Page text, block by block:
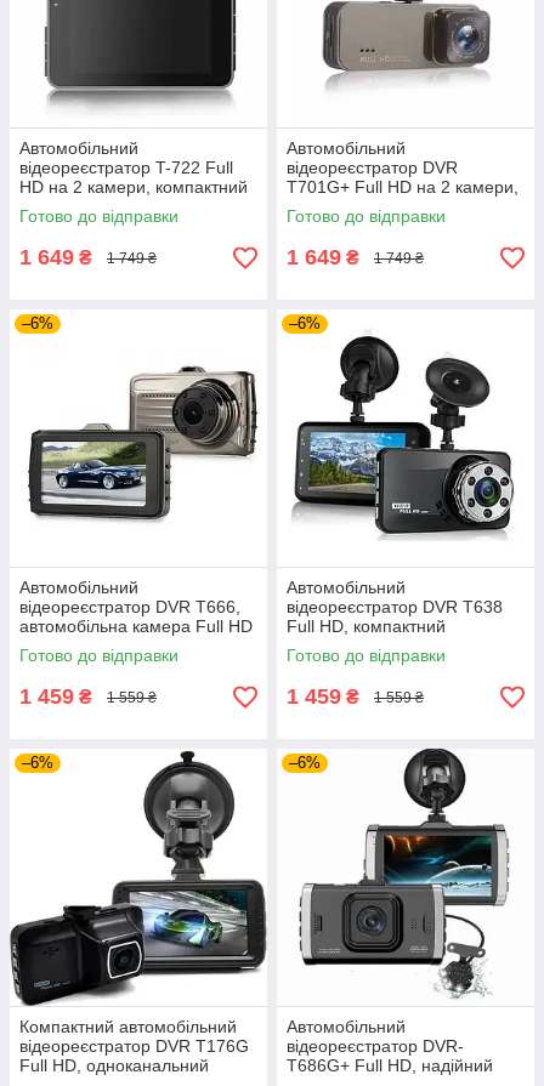
Автомобільний
відеореєстратор T-722 Full
HD на 2 камери, компактний
двоканальний автомобільний
реєстратор з Wi-Fi модулем
Готово до відправки
1 649 ₴ 1 749 ₴
Автомобільний
відеореєстратор DVR
T701G+ Full HD на 2 камери,
двоканальний автомобільний
реєстратор із виносною
Готово до відправки
1 649 ₴ 1 749 ₴
–6%
Автомобільний
відеореєстратор DVR T666,
автомобільна камера Full HD
Готово до відправки
1 459 ₴ 1 559 ₴
–6%
Автомобільний
відеореєстратор DVR T638
Full HD, компактний
автореєстратор з дисплеєм
та датчиком удару
Готово до відправки
1 459 ₴ 1 559 ₴
–6%
Компактний автомобільний
відеореєстратор DVR T176G
Full HD, одноканальний
–6%
Автомобільний
відеореєстратор DVR-
T686G+ Full HD, надійний